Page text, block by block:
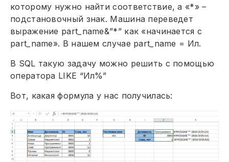
которому нужно найти соответствие, а «*» –
подстановочный знак. Машина переведет
выражение part_name&”*” как «начинается с
part_name». В нашем случае part_name = Ил.
В SQL такую задачу можно решить с помощью
оператора LIKE “Ил%”
Вот, какая формула у нас получилась: